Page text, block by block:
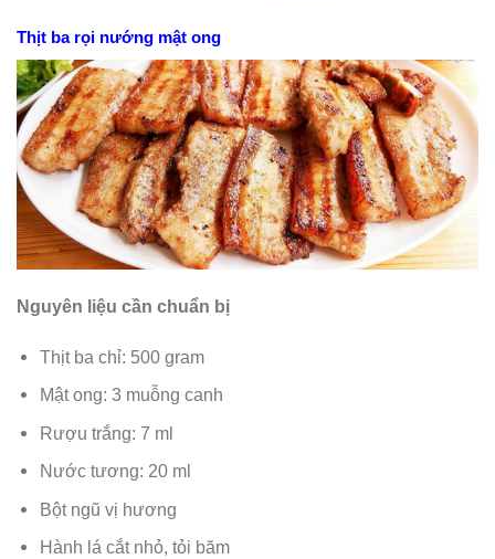
Thịt ba rọi nướng mật ong
Nguyên liệu cần chuẩn bị
Thịt ba chỉ: 500 gram
Mật ong: 3 muỗng canh
Rượu trắng: 7 ml
Nước tương: 20 ml
Bột ngũ vị hương
Hành lá cắt nhỏ, tỏi băm